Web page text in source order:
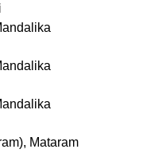
Mataram